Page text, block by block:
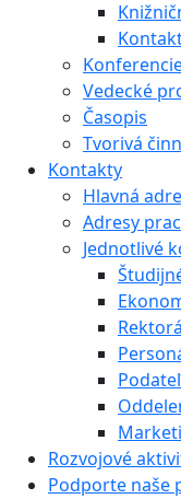
Vedecké
Časopis
Tvorivá
Kontakty
Hlavná
Adresy
Jednotlivé
Rozvojové
Podporte naše